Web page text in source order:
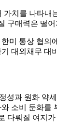
치를 나타
구매력은 떨
통상 협의
대외채무
과 원화
소비 둔화
다뤄질 여지가